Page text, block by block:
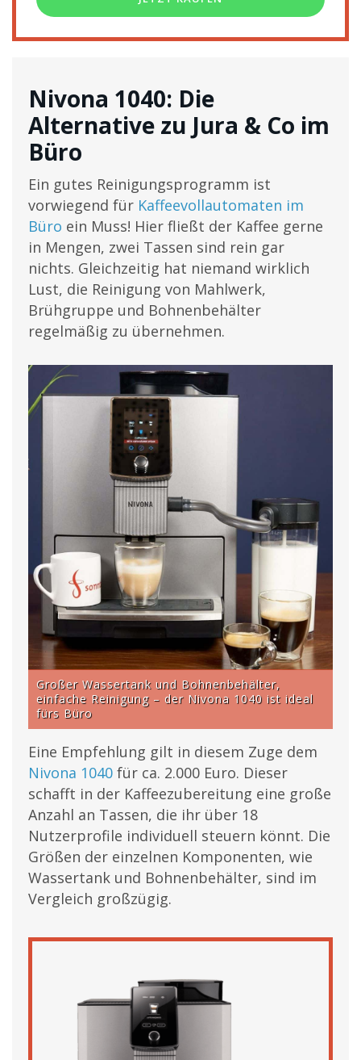
Nivona 1040: Die
Alternative zu Jura & Co im
Büro
Ein gutes Reinigungsprogramm ist
vorwiegend für Kaffeevollautomaten im
Büro ein Muss! Hier fließt der Kaffee gerne
in Mengen, zwei Tassen sind rein gar
nichts. Gleichzeitig hat niemand wirklich
Lust, die Reinigung von Mahlwerk,
Brühgruppe und Bohnenbehälter
regelmäßig zu übernehmen.
Großer Wassertank und Bohnenbehälter,
einfache Reinigung – der Nivona 1040 ist ideal
fürs Büro
Eine Empfehlung gilt in diesem Zuge dem
Nivona 1040 für ca. 2.000 Euro. Dieser
schafft in der Kaffeezubereitung eine große
Anzahl an Tassen, die ihr über 18
Nutzerprofile individuell steuern könnt. Die
Größen der einzelnen Komponenten, wie
Wassertank und Bohnenbehälter, sind im
Vergleich großzügig.